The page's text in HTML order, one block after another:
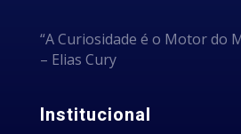
“A Curiosidade é o Motor do
– Elias Cury
Institucional